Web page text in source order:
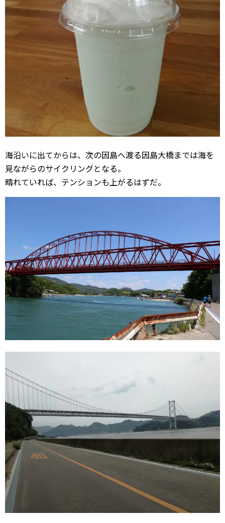
海沿いに出てからは、次の因島へ渡る因島大橋までは海を
見ながらのサイクリングとなる。
晴れていれば、テンションも上がるはずだ。